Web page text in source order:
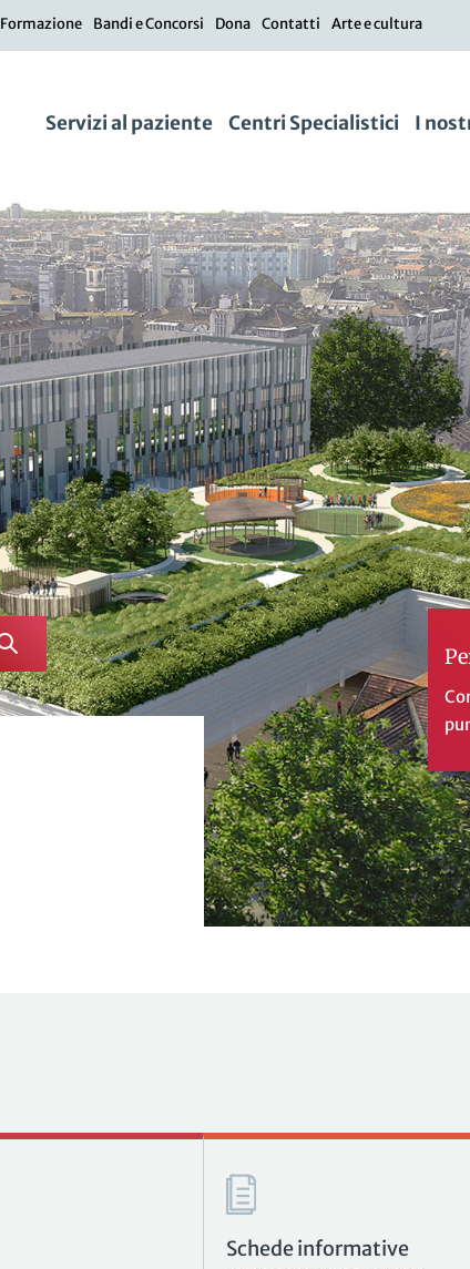
Formazione Bandi e Concorsi Dona Contatti Arte e cultura
Servizi al paziente Centri Specialistici I
Schede informative